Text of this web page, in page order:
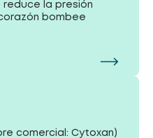
la presión
bombee
comercial: Cytoxan)